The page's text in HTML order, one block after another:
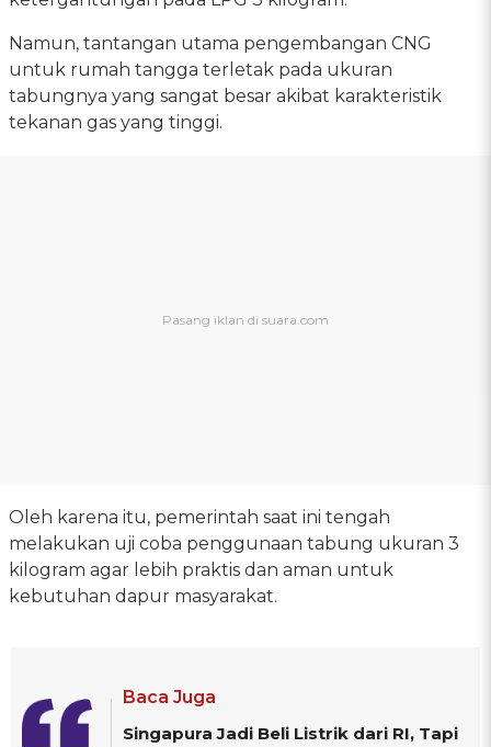
Namun, tantangan utama pengembangan CNG
untuk rumah tangga terletak pada ukuran
tabungnya yang sangat besar akibat karakteristik
tekanan gas yang tinggi.
Oleh karena itu, pemerintah saat ini tengah
melakukan uji coba penggunaan tabung ukuran 3
kilogram agar lebih praktis dan aman untuk
kebutuhan dapur masyarakat.
Baca Juga
Singapura Jadi Beli Listrik dari RI, Tapi